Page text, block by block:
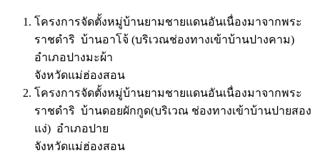
โครงการจัดตั้งหมู่บ้านยามชายแดนอันเนื่องมาจากพระ
ราชดำริ บ้านอาโจ้ (บริเวณช่องทางเข้าบ้านปางคาม)
อำเภอปางมะผ้า
จังหวัดแม่ฮ่องสอน
โครงการจัดตั้งหมู่บ้านยามชายแดนอันเนื่องมาจากพระ
ราชดำริ บ้านดอยผักกูด(บริเวณ ช่องทางเข้าบ้านปายสอง
แง่) อำเภอปาย
จังหวัดแม่ฮ่องสอน